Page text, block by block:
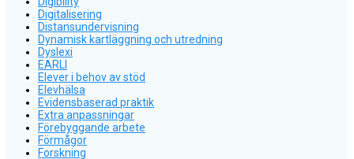
Digitalisering
Distansundervisning
Dynamisk kartläggning och utredning
Dyslexi
EARLI
Elever i behov av stöd
Elevhälsa
Evidensbaserad praktik
Extra anpassningar
Förebyggande arbete
Förmågor
Forskning